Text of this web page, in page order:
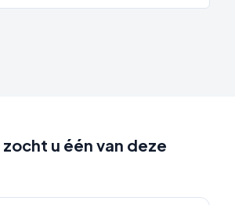
u één van deze